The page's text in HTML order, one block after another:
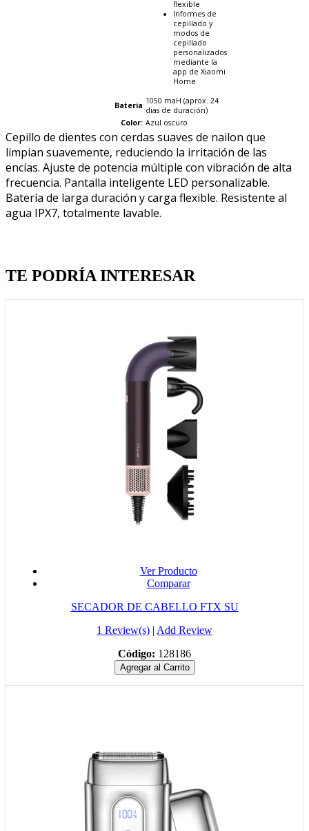
flexible
Informes de
cepillado y
modos de
cepillado
personalizados
mediante la
app de Xiaomi
Home
Bateria 1050 maH (aprox. 24
dias de duración)
Color: Azul oscuro
Cepillo de dientes con cerdas suaves de nailon que
limpian suavemente, reduciendo la irritación de las
encías. Ajuste de potencia múltiple con vibración de alta
frecuencia. Pantalla inteligente LED personalizable.
Batería de larga duración y carga flexible. Resistente al
agua IPX7, totalmente lavable.
TE PODRÍA INTERESAR
Ver Producto
Comparar
SECADOR DE CABELLO FTX SU
1 Review(s) | Add Review
Código: 128186
Agregar al Carrito